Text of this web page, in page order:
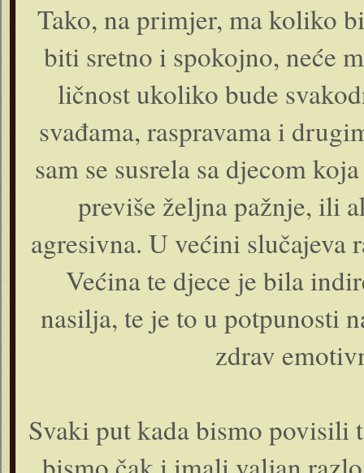
Tako, na primjer, ma koliko
biti sretno i spokojno, neće
ličnost ukoliko bude
svađama, raspravama i
sam se susrela sa djecom
previše željna pažnje, ili
agresivna. U većini
Većina te djece je bila
nasilja, te je to u potpunosti
zdrav
Svaki put kada bismo povisili